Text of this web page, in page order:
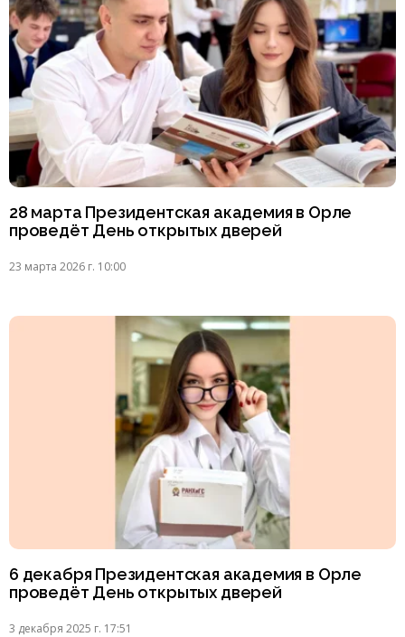
28 марта Президентская академия в Орле
проведёт День открытых дверей
23 марта 2026 г. 10:00
6 декабря Президентская академия в Орле
проведёт День открытых дверей
3 декабря 2025 г. 17:51